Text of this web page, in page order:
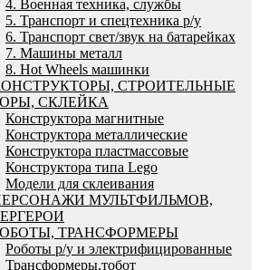
4. Военная техника, службы
5. Транспорт и спецтехника р/у
6. Транспорт свет/звук на батарейках
7. Машины металл
8. Hot Wheels машинки
СТРОИТЕЛЬНЫЕ
СКЛЕЙКА
Конструктора магнитные
Конструктора металлические
Конструктора пластмассовые
Конструктора типа Lego
Модели для склеивания
МУЛЬТФИЛЬМОВ,
ТРАНСФОРМЕРЫ
Роботы р/у и электрифицированные
Трансформеры,тобот